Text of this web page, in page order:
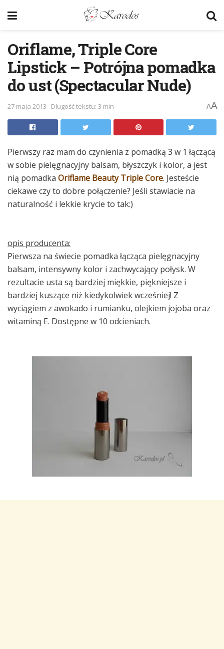
Oriflame, Triple Core
Lipstick – Potrójna pomadka
do ust (Spectacular Nude)
27 maja 2013 Długość tekstu: 3 min AA
Pierwszy raz mam do czynienia z pomadką 3 w 1 łączącą
w sobie pielęgnacyjny balsam, błyszczyk i kolor, a jest
nią pomadka Oriflame Beauty Triple Core. Jesteście
ciekawe czy to dobre połączenie? Jeśli stawiacie na
naturalność i lekkie krycie to tak:)
opis producenta:
Pierwsza na świecie pomadka łącząca pielęgnacyjny
balsam, intensywny kolor i zachwycający połysk. W
rezultacie usta są bardziej miękkie, piękniejsze i
bardziej kuszące niż kiedykolwiek wcześniej! Z
wyciągiem z awokado i rumianku, olejkiem jojoba oraz
witaminą E. Dostępne w 10 odcieniach.